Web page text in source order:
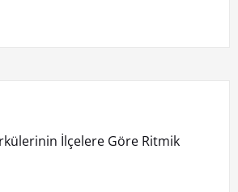
İlçelere Göre Ritmik